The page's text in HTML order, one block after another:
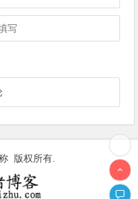
版权所有.